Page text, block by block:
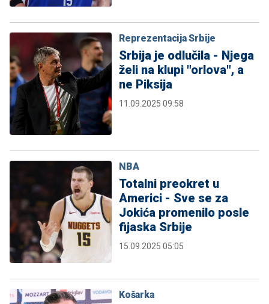
Reprezentacija Srbije
Srbija je odlučila - Njega
želi na klupi "orlova", a
ne Piksija
11.09.2025 09:58
NBA
Totalni preokret u
Americi - Sve se za
Jokića promenilo posle
fijaska Srbije
15.09.2025 05:05
Košarka